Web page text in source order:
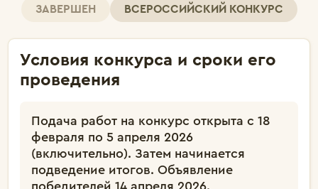
ЗАВЕРШЕН ВСЕРОССИЙСКИЙ КОНКУРС
Условия конкурса и сроки его
проведения
Подача работ на конкурс открыта с 18
февраля по 5 апреля 2026
(включительно). Затем начинается
подведение итогов. Объявление
победителей 14 апреля 2026.